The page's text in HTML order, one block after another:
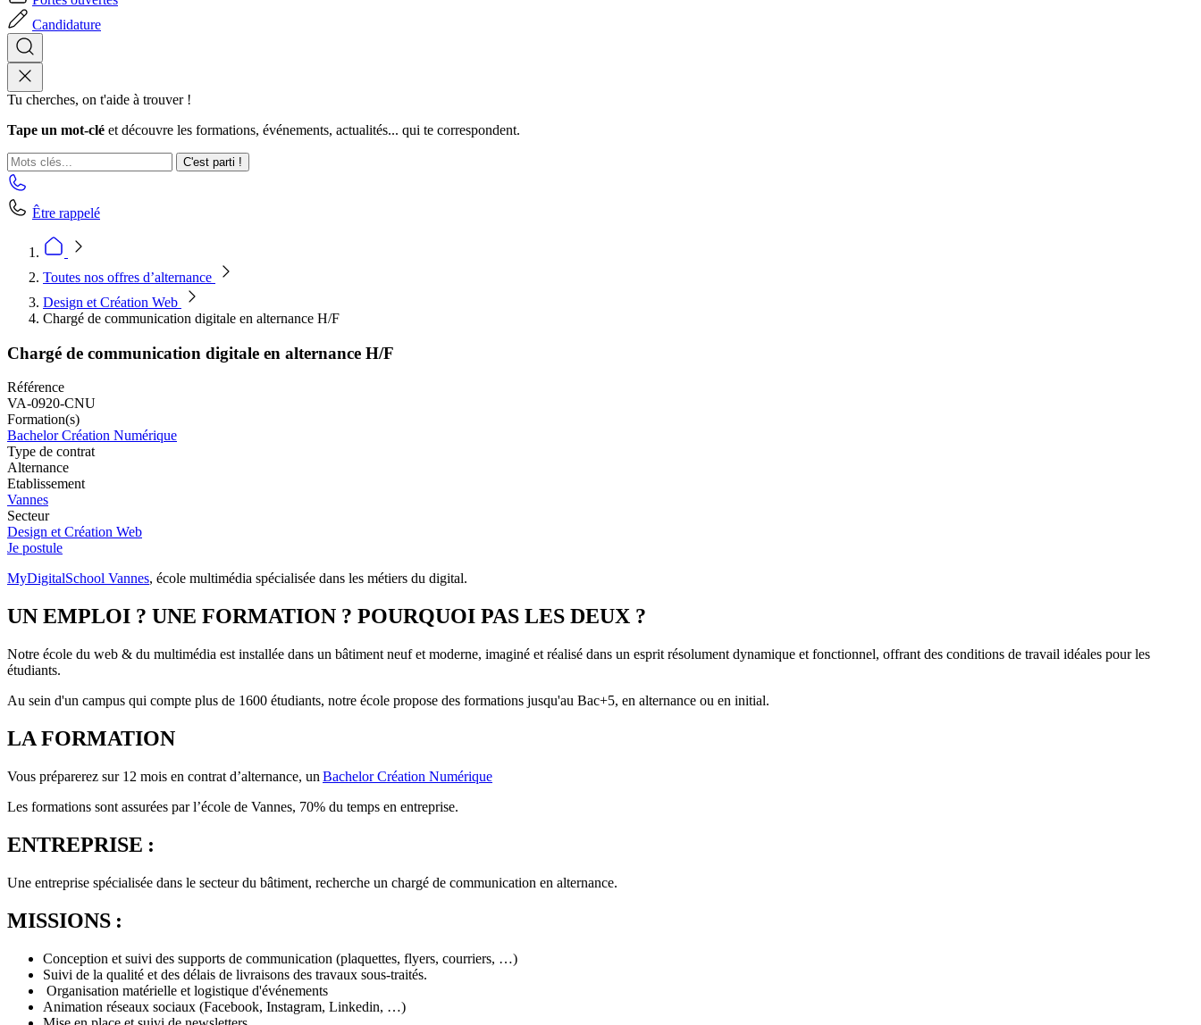
Candidature
Tu cherches, on t'aide à trouver !
Tape un mot-clé et découvre les formations, événements, actualités... qui te correspondent.
C'est parti !
Être rappelé
Toutes nos offres d’alternance
Design et Création Web
Chargé de communication digitale en alternance H/F
Chargé de communication digitale en alternance H/F
Référence
VA-0920-CNU
Formation(s)
Bachelor Création Numérique
Type de contrat
Alternance
Etablissement
Vannes
Secteur
Design et Création Web
Je postule
MyDigitalSchool Vannes, école multimédia spécialisée dans les métiers du digital.
UN EMPLOI ? UNE FORMATION ? POURQUOI PAS LES DEUX ?
Notre école du web & du multimédia est installée dans un bâtiment neuf et moderne, imaginé et réalisé dans un esprit résolument dynamique et fonctionnel, offrant des conditions de travail idéales pour les
étudiants.
Au sein d'un campus qui compte plus de 1600 étudiants, notre école propose des formations jusqu'au Bac+5, en alternance ou en initial.
LA FORMATION
Vous préparerez sur 12 mois en contrat d’alternance, un Bachelor Création Numérique
Les formations sont assurées par l’école de Vannes, 70% du temps en entreprise.
ENTREPRISE :
Une entreprise spécialisée dans le secteur du bâtiment, recherche un chargé de communication en alternance.
MISSIONS :
Conception et suivi des supports de communication (plaquettes, flyers, courriers, …)
Suivi de la qualité et des délais de livraisons des travaux sous-traités.
Organisation matérielle et logistique d'événements
Animation réseaux sociaux (Facebook, Instagram, Linkedin, …)